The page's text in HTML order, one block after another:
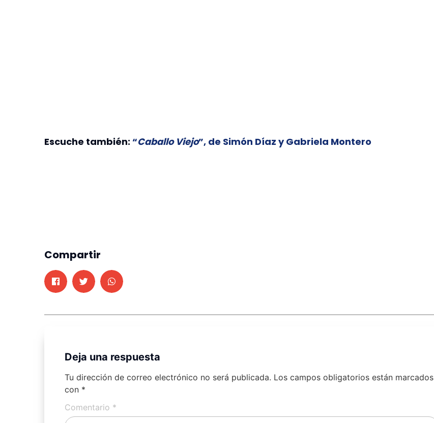
Escuche también: “Caballo Viejo”, de Simón Díaz y Gabriela Montero
Compartir
Deja una respuesta
Tu dirección de correo electrónico no será publicada. Los campos obligatorios están marcados
con *
Comentario *